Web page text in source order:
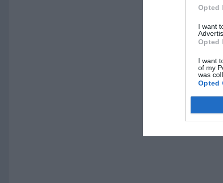
Opted
I want
Opted
I want
of my
was
Opted